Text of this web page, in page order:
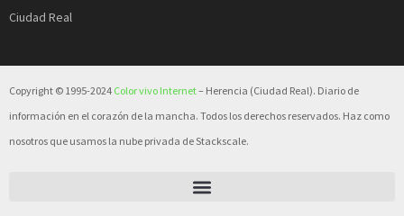
Ciudad Real
Copyright © 1995-2024 Color vivo Internet– Herencia (Ciudad Real). Diario de
información en el corazón de la mancha. Todos los derechos reservados. Haz como
nosotros que usamos la nube privada de Stackscale.